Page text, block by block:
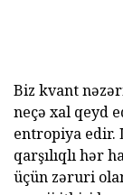
Biz kvant
neçə xal qeyd
entropiya edir.
qarşılıqlı hər
üçün zəruri